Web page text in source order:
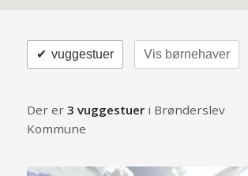
vuggestuer
✔ Vis børnehaver
Der er 3 vuggestueri Brønderslev
Kommune